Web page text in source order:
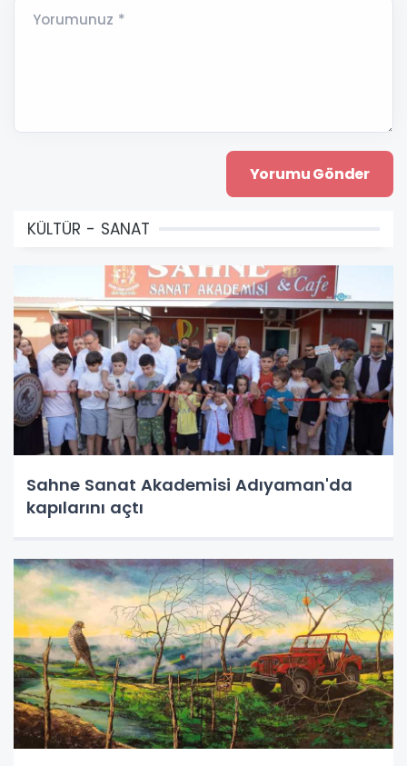
Yorumunuz *
KÜLTÜR - SANAT
Sahne Sanat Akademisi Adıyaman'da
kapılarını açtı